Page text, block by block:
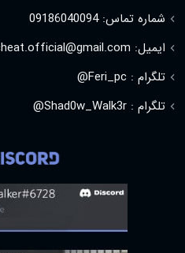
شماره تماس: 09186040094
ایمیل: mrcheat.official@gmail.com
تلگرام : Feri_pc@
تلگرام : Shad0w_Walk3r@